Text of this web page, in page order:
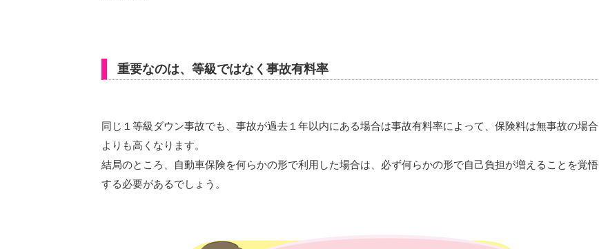
重要なのは、等級ではなく事故有料率
同じ１等級ダウン事故でも、事故が過去１年以内にある場合は事故有料率によって、保険料は無事故の場合
よりも高くなります。
結局のところ、自動車保険を何らかの形で利用した場合は、必ず何らかの形で自己負担が増えることを覚悟
する必要があるでしょう。